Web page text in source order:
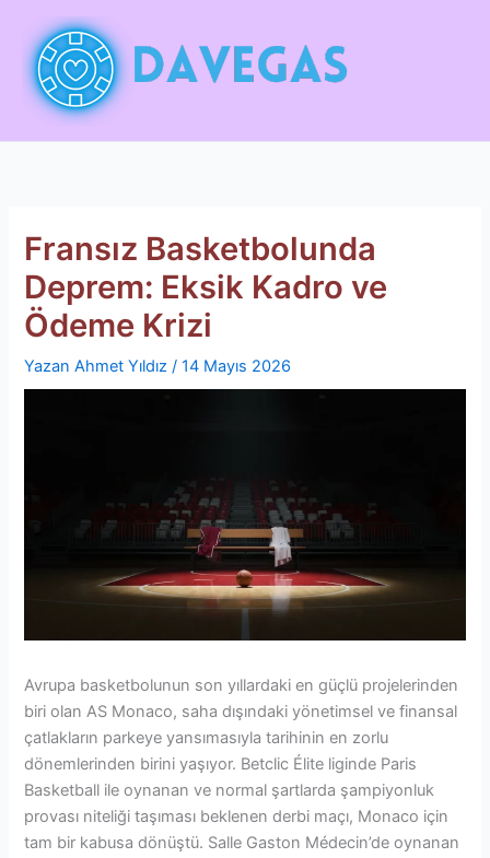
Fransız Basketbolunda
Deprem: Eksik Kadro ve
Ödeme Krizi
Yazan Ahmet Yıldız/14 Mayıs 2026
Avrupa basketbolunun son yıllardaki en güçlü projelerinden
biri olan AS Monaco, saha dışındaki yönetimsel ve finansal
çatlakların parkeye yansımasıyla tarihinin en zorlu
dönemlerinden birini yaşıyor. Betclic Élite liginde Paris
Basketball ile oynanan ve normal şartlarda şampiyonluk
provası niteliği taşıması beklenen derbi maçı, Monaco için
tam bir kabusa dönüştü. Salle Gaston Médecin’de oynanan